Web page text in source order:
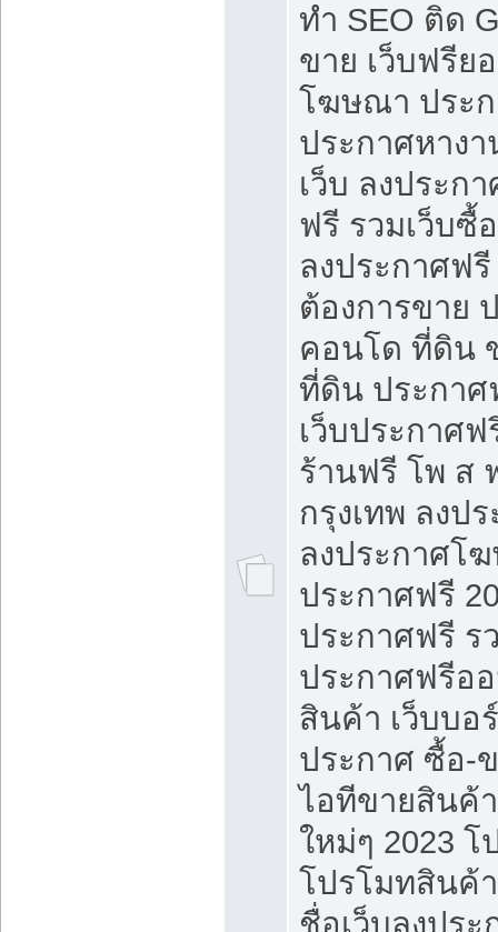
ทำ SEO ติด
ขาย เว็บฟรีย
โฆษณา ประ
ประกาศหาง
เว็บ ลงประก
ฟรี รวมเว็บซื้
ลงประกาศฟ
ต้องการขาย
คอนโด ที่ดิน
ที่ดิน ประกา
เว็บประกาศ
ร้านฟรี โพ ส
กรุงเทพ ลงป
ลงประกาศโ
ประกาศฟรี
ประกาศฟรี ร
ประกาศฟรีอ
สินค้า เว็บบอ
ประกาศ ซื้อ-
ไอทีขายสินค้
ใหม่ๆ 2023
โปรโมทสินค้
ชื่อเว็บลงปร